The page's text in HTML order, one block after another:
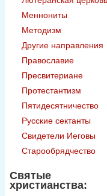
Меннониты
Методизм
Другие направления
Православие
Пресвитериане
Протестантизм
Пятидесятничество
Русские сектанты
Свидетели Иеговы
Старообрядчество
Святые
христианства: